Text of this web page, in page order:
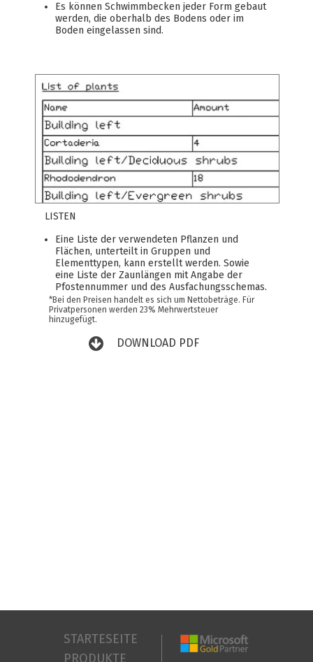
*Bei den Preisen handelt es sich um Nettobeträge. Für
Privatpersonen werden 23% Mehrwertsteuer
hinzugefügt.
DOWNLOAD PDF
Es können Schwimmbecken jeder Form gebaut
werden, die oberhalb des Bodens oder im
Boden eingelassen sind.
LISTEN
Eine Liste der verwendeten Pflanzen und
Flächen, unterteilt in Gruppen und
Elementtypen, kann erstellt werden. Sowie
eine Liste der Zaunlängen mit Angabe der
Pfostennummer und des Ausfachungsschemas.
STARTESEITE
PRODUKTE